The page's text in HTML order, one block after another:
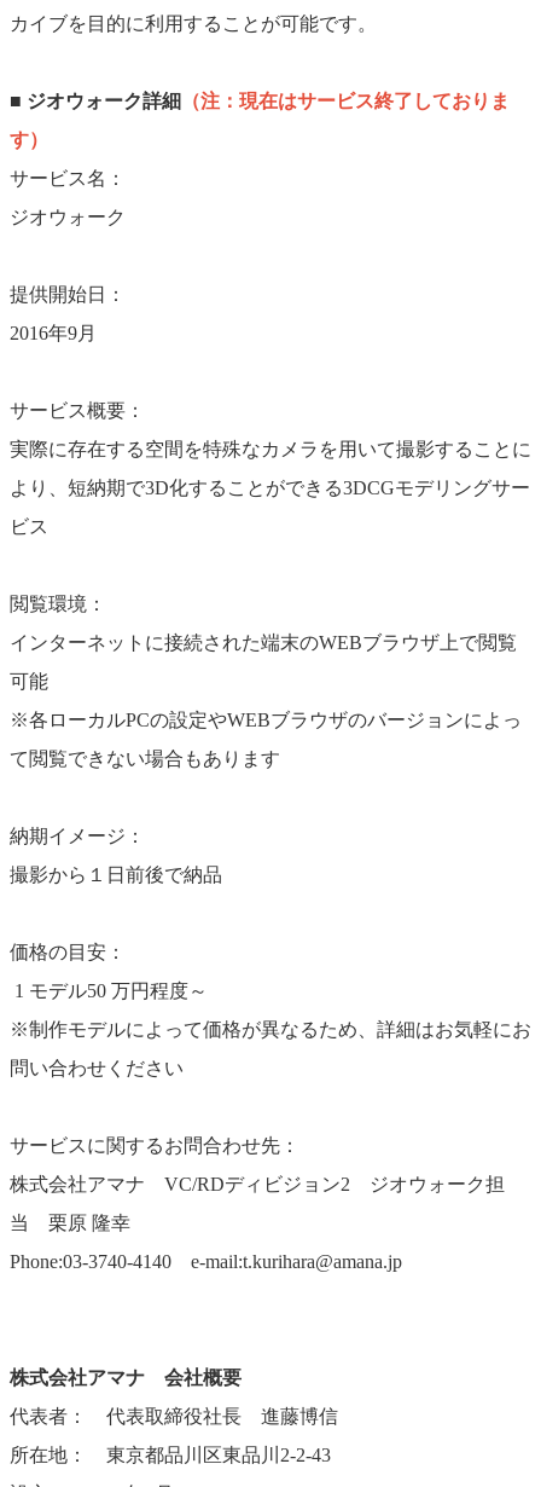
カイブを目的に利用することが可能です。
■ ジオウォーク詳細
（注：現在はサービス終了しておりま
す）
サービス名：
ジオウォーク
提供開始日：
2016年9月
サービス概要：
実際に存在する空間を特殊なカメラを用いて撮影することに
より、短納期で3D化することができる3DCGモデリングサー
ビス
閲覧環境：
インターネットに接続された端末のWEBブラウザ上で閲覧
可能
※各ローカルPCの設定やWEBブラウザのバージョンによっ
て閲覧できない場合もあります
納期イメージ：
撮影から１日前後で納品
価格の目安：
1 モデル50 万円程度～
※制作モデルによって価格が異なるため、詳細はお気軽にお
問い合わせください
サービスに関するお問合わせ先：
株式会社アマナ VC/RDディビジョン2 ジオウォーク担
当 栗原 隆幸
Phone:03-3740-4140 e-mail:t.kurihara@amana.jp
株式会社アマナ 会社概要
代表者： 代表取締役社長 進藤博信
所在地： 東京都品川区東品川2-2-43